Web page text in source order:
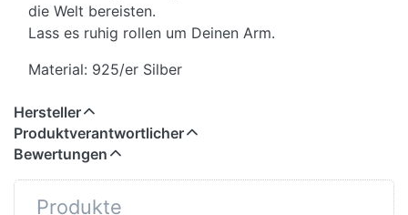
die Welt bereisten.
Lass es ruhig rollen um Deinen Arm.
Material: 925/er Silber
Hersteller
Produktverantwortlicher
Bewertungen
Produkte